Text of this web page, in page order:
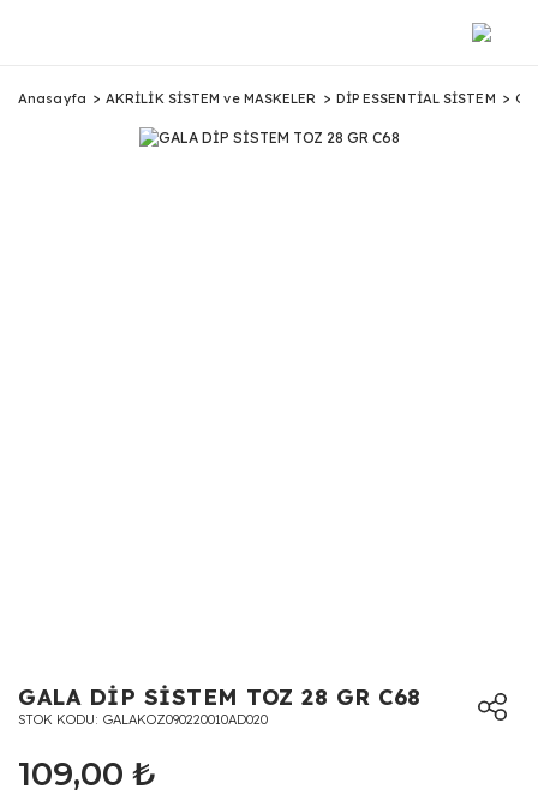
Anasayfa AKRİLİK SİSTEM ve MASKELER DİP ESSENTİAL SİSTEM
GALA DİP SİSTEM TOZ 28 GR C68
STOK KODU GALAKOZ090220010AD020
109,00 ₺